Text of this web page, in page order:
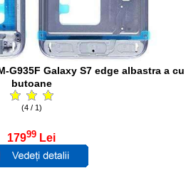
G935F Galaxy S7 edge albastra a cu
butoane
(4 / 1)
17999 Lei